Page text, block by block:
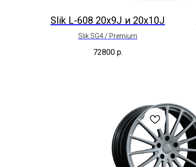
Slik L-608 20x9J и 20x10J
Slik SG4 / Premium
72800 р.